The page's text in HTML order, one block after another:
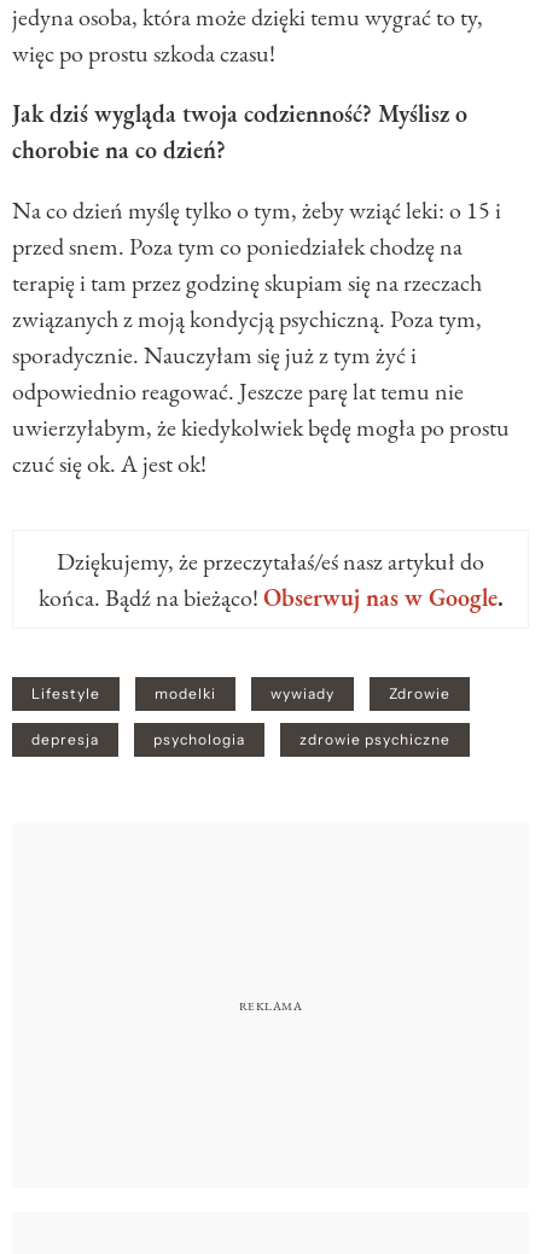
jedyna osoba, która może dzięki temu wygrać to ty,
więc po prostu szkoda czasu!
Jak dziś wygląda twoja codzienność? Myślisz o
chorobie na co dzień?
Na co dzień myślę tylko o tym, żeby wziąć leki: o 15 i
przed snem. Poza tym co poniedziałek chodzę na
terapię i tam przez godzinę skupiam się na rzeczach
związanych z moją kondycją psychiczną. Poza tym,
sporadycznie. Nauczyłam się już z tym żyć i
odpowiednio reagować. Jeszcze parę lat temu nie
uwierzyłabym, że kiedykolwiek będę mogła po prostu
czuć się ok. A jest ok!
Dziękujemy, że przeczytałaś/eś nasz artykuł do
końca. Bądź na bieżąco!Obserwuj nas w Google.
Lifestyle modelki wywiady Zdrowie
depresja psychologia zdrowie psychiczne